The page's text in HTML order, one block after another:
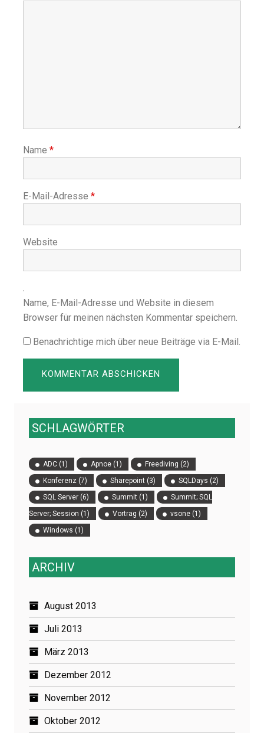
Name *
E-Mail-Adresse *
Website
Name, E-Mail-Adresse und Website in diesem
Browser für meinen nächsten Kommentar speichern.
Benachrichtige mich über neue Beiträge via E-Mail.
SCHLAGWÖRTER
ADC (1) Apnoe (1) Freediving (2)
Konferenz (7) Sharepoint (3) SQLDays (2)
SQL Server (6) Summit (1)
Summit; SQL
Server; Session (1) Vortrag (2) vsone (1)
Windows (1)
ARCHIV
August 2013
Juli 2013
März 2013
Dezember 2012
November 2012
Oktober 2012